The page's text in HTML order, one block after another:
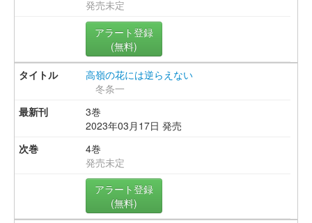
発売未定
アラート登録
(無料)
高嶺の花には逆らえない
冬条一
3巻
2023年03月17日 発売
4巻
発売未定
アラート登録
(無料)